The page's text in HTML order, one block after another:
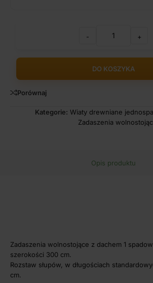
- +
DO KOSZYKA
Porównaj
Kategorie: Wiaty drewniane
Zadaszenia
Opis produktu
Zadaszenia wolnostojące z dachem 1
szerokości 300 cm.
Rozstaw słupów, w długościach
cm.